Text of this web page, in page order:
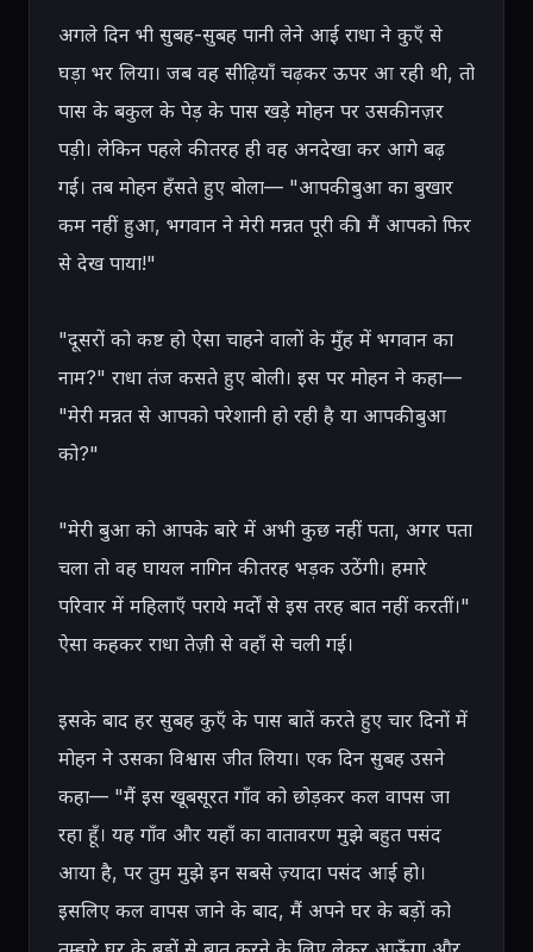
अगले दिन भी सुबह-सुबह पानी लेने आई राधा ने कुएँ से
घड़ा भर लिया। जब वह सीढ़ियाँ चढ़कर ऊपर आ रही थी, तो
पास के बकुल के पेड़ के पास खड़े मोहन पर उसकी नज़र
पड़ी। लेकिन पहले की तरह ही वह अनदेखा कर आगे बढ़
गई। तब मोहन हँसते हुए बोला— "आपकी बुआ का बुखार
कम नहीं हुआ, भगवान ने मेरी मन्नत पूरी की। मैं आपको फिर
से देख पाया!"
"दूसरों को कष्ट हो ऐसा चाहने वालों के मुँह में भगवान का
नाम?" राधा तंज कसते हुए बोली। इस पर मोहन ने कहा—
"मेरी मन्नत से आपको परेशानी हो रही है या आपकी बुआ
को?"
"मेरी बुआ को आपके बारे में अभी कुछ नहीं पता, अगर पता
चला तो वह घायल नागिन की तरह भड़क उठेंगी। हमारे
परिवार में महिलाएँ पराये मर्दों से इस तरह बात नहीं करतीं।"
ऐसा कहकर राधा तेज़ी से वहाँ से चली गई।
इसके बाद हर सुबह कुएँ के पास बातें करते हुए चार दिनों में
मोहन ने उसका विश्वास जीत लिया। एक दिन सुबह उसने
कहा— "मैं इस खूबसूरत गाँव को छोड़कर कल वापस जा
रहा हूँ। यह गाँव और यहाँ का वातावरण मुझे बहुत पसंद
आया है, पर तुम मुझे इन सबसे ज़्यादा पसंद आई हो।
इसलिए कल वापस जाने के बाद, मैं अपने घर के बड़ों को